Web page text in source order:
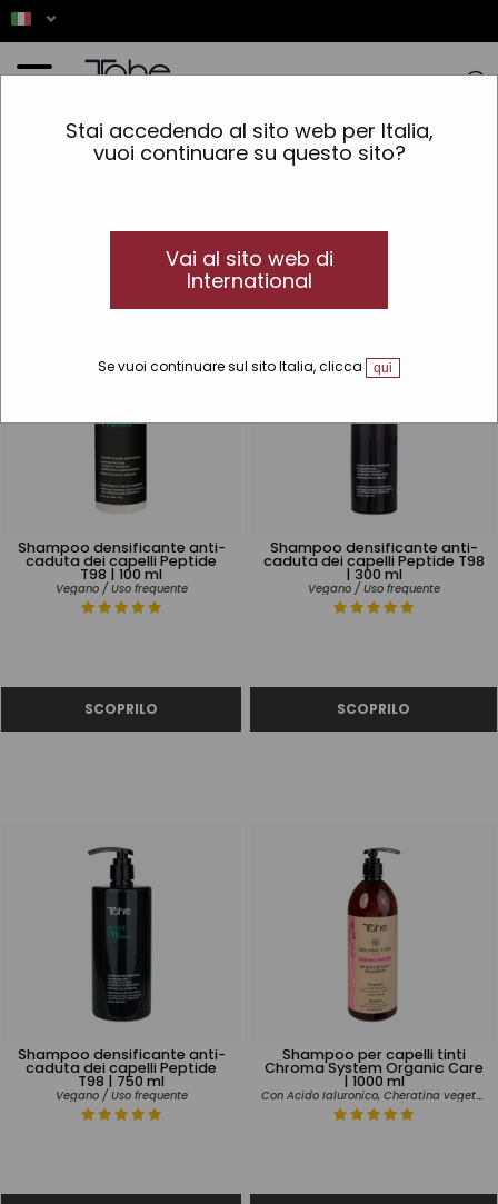
Stai accedendo al sito web per Italia,
vuoi continuare su questo sito?
Vai al sito web di
International
Se vuoi continuare sul sito Italia, clicca qui
Capelli »Trattamenti speciali» Curly
Scoprite i prodotti cosmetici Tahe adatti al Metodo Curly Girl e
ottenete capelli ricci spettacolari.
Shampoo densificante anti-
caduta dei capelli Peptide
T98 | 100 ml
Vegano / Uso frequente
Shampoo densificante anti-
caduta dei capelli Peptide T98
| 300 ml
Vegano / Uso frequente
Shampoo densificante anti-
caduta dei capelli Peptide
T98 | 750 ml
Vegano / Uso frequente
Shampoo per capelli tinti
Chroma System Organic Care
| 1000 ml
Con Acido Ialuronico, Cheratina vegetale e Vitamina C.